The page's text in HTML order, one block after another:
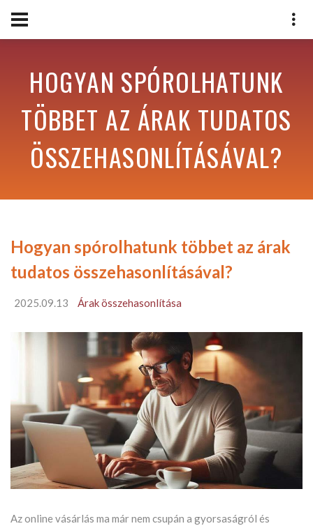
HOGYAN SPÓROLHATUNK
TÖBBET AZ ÁRAK TUDATOS
ÖSSZEHASONLÍTÁSÁVAL?
Hogyan spórolhatunk többet az árak
tudatos összehasonlításával?
2025.09.13 Árak összehasonlítása
Az online vásárlás ma már nem csupán a gyorsaságról és